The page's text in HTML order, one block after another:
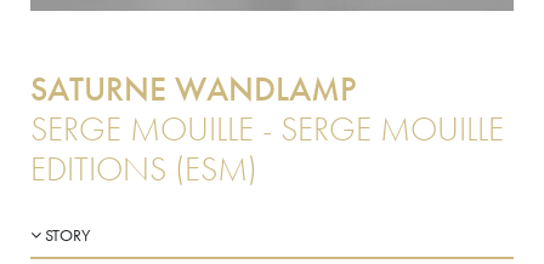
SATURNE WANDLAMP
SERGE MOUILLE - SERGE MOUILLE
EDITIONS (ESM)
STORY